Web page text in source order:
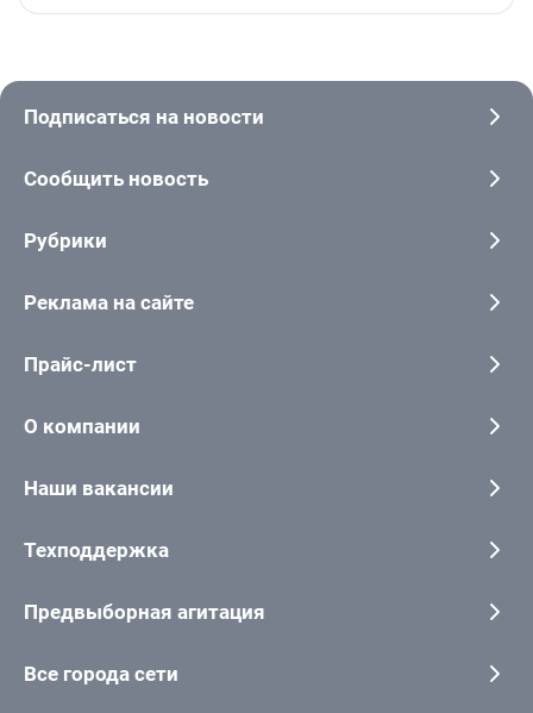
Подписаться на новости
Сообщить новость
Рубрики
Реклама на сайте
Прайс-лист
О компании
Наши вакансии
Техподдержка
Предвыборная агитация
Все города сети